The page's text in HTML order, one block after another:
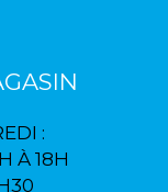
:
À 18H